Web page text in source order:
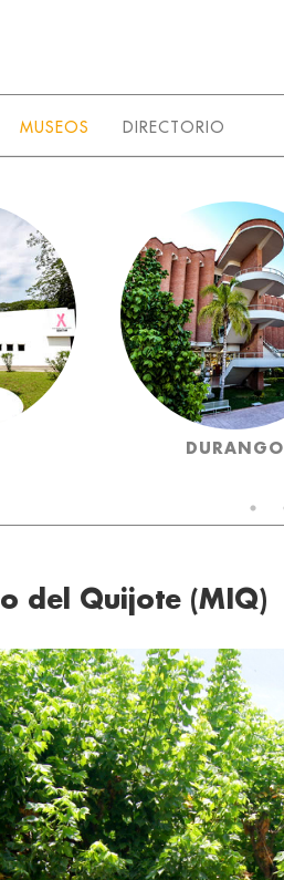
MUSEOS DIRECTORIO
DURANGO
del Quijote (MIQ)